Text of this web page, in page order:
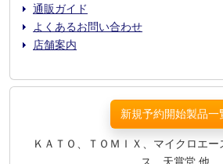
通販ガイド
よくあるお問い合わせ
店舗案内
新規予約開始製品一
ＫＡＴＯ、ＴＯＭＩＸ、マイクロエ